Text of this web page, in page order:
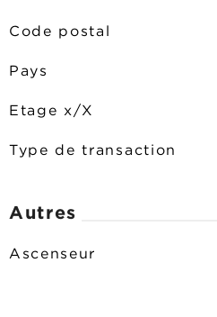
Code postal
Pays
Etage x/X
Type de transaction
Autres
Ascenseur